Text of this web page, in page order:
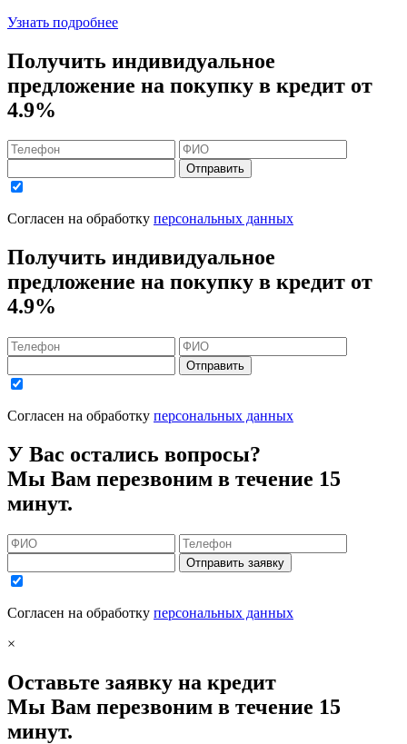
Узнать подробнее
Получить индивидуальное
предложение на покупку в кредит от
4.9%
Отправить
Согласен на обработку персональных данных
Получить индивидуальное
предложение на покупку в кредит от
4.9%
Отправить
Согласен на обработку персональных данных
У Вас остались вопросы?
Мы Вам перезвоним в течение 15
минут.
Отправить заявку
Согласен на обработку персональных данных
×
Оставьте заявку на кредит
Мы Вам перезвоним в течение 15
минут.